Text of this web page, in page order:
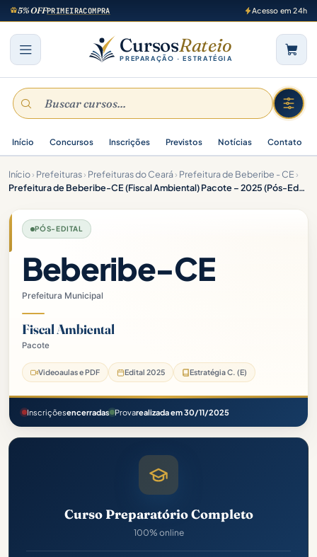
5% OFFPRIMEIRACOMPRA Acesso em 24h
CursosRateio
PREPARAÇÃO · ESTRATÉGIA
Início Concursos Inscrições Previstos Notícias Contato
Início› Prefeituras› Prefeituras do Ceará› Prefeitura de Beberibe - CE ›
Prefeitura de Beberibe-CE (Fiscal Ambiental) Pacote – 2025 (Pós-Edital)
PÓS-EDITAL
Beberibe-CE
Prefeitura Municipal
Fiscal Ambiental
Pacote
Videoaulas e PDF Edital 2025 Estratégia C. (E)
Inscriçõesencerradas Provarealizada em 30/11/2025
Curso Preparatório Completo
100% online